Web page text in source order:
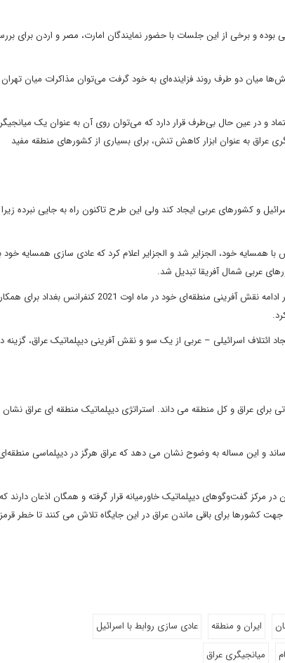
بوده و برخی از این جلسات با حضور نمایندگان امارت، مصر و اردن برای
دیپلماتیک میان عربستان و ایران از سال 2016 قطع شد و تنش‌ها میان دو طرف روند فزاینده‌ای به خود گرفت می‌توان مذاکرات میان
و در عین حال بی‌طرف قرار دارد که می‌توان روی آن به عنوان یک میانجیگر
عراق به عنوان ابزار کاهش تنش، برای بسیاری از کشورهای منطقه مفید
و کشورهای عربی ایجاد کند ولی این طرح تاکنون راه به جایی نبرده زیرا
خود، الجزایر شد و الجزایر اعلام کرد که عادی سازی همسایه خود
عربی شمال آفریقا تبدیل شد.
در کنار بی میلی بسیاری از کشورهای منطقه نسبت به توافقنامه‌های آبراهام، عراق در ادامه نقش آفرینی منطقه‌ای خود در ماه اوت 2021 کنفرانس
ائتلاف اسرائیلی – عربی از یک سو و نقش آفرینی دیپلماتیک عراق، گزینه
برای عراق و کل منطقه می داند. استراتژی دیپلماتیک منطقه ای عراق نشان
به تصویب رساند و این مساله به وضوح نشان می دهد که عراق هرگز در دیپلماسی
مرکز گفت‌وگوهای دیپلماتیک خاورمیانه قرار گرفته و همگان اذعان دارند که
کشورها برای باقی ماندن عراق در این جایگاه تلاش می کنند تا خطر قرمز
ایران و منطقه
عادی سازی روابط با اسرائیل
میانجیگری عراق